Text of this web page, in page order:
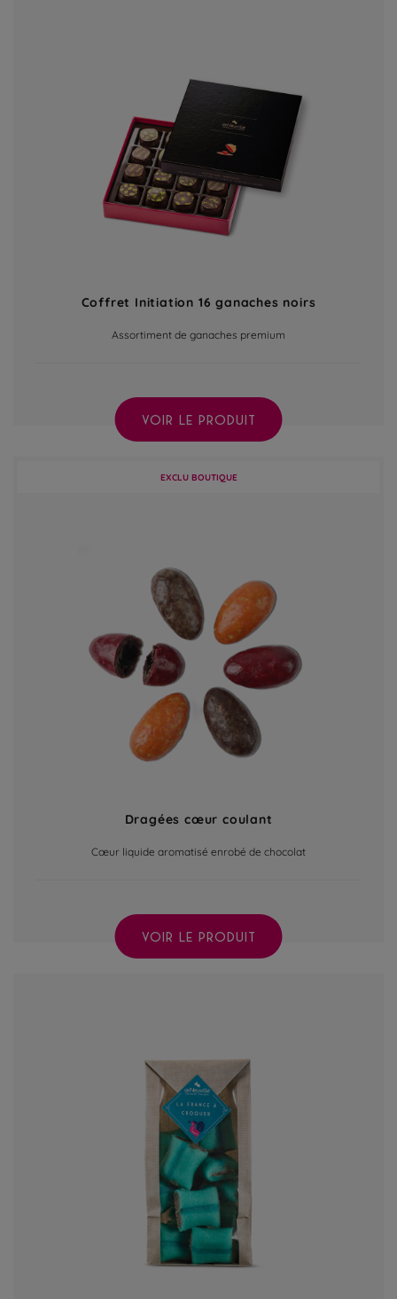
Coffret Initiation 16 ganaches noirs
Assortiment de ganaches premium
VOIR LE PRODUIT
EXCLU BOUTIQUE
Dragées cœur coulant
Cœur liquide aromatisé enrobé de chocolat
VOIR LE PRODUIT